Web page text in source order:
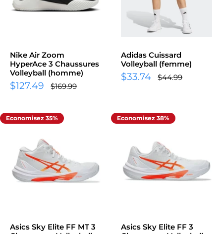
Nike Air Zoom
HyperAce 3 Chaussures
Volleyball (homme)
Prix
$127.49 Prix
normal
$169.99
Adidas Cuissard
Volleyball (femme)
Prix
$33.74 Prix
normal
$44.99
Economisez 35%
Asics Sky Elite FF MT 3
Economisez 38%
Asics Sky Elite FF 3